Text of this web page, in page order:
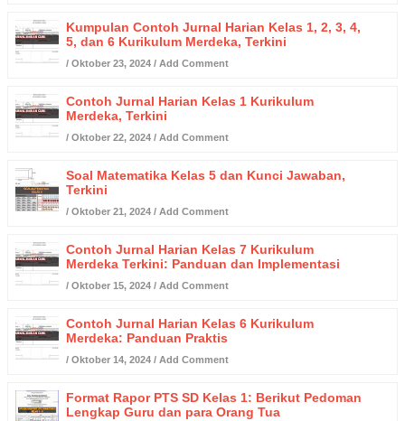
Kumpulan Contoh Jurnal Harian Kelas 1, 2, 3, 4,
5, dan 6 Kurikulum Merdeka, Terkini
/ Oktober 23, 2024 / Add Comment
Contoh Jurnal Harian Kelas 1 Kurikulum
Merdeka, Terkini
/ Oktober 22, 2024 / Add Comment
Soal Matematika Kelas 5 dan Kunci Jawaban,
Terkini
/ Oktober 21, 2024 / Add Comment
Contoh Jurnal Harian Kelas 7 Kurikulum
Merdeka Terkini: Panduan dan Implementasi
/ Oktober 15, 2024 / Add Comment
Contoh Jurnal Harian Kelas 6 Kurikulum
Merdeka: Panduan Praktis
/ Oktober 14, 2024 / Add Comment
Format Rapor PTS SD Kelas 1: Berikut Pedoman
Lengkap Guru dan para Orang Tua